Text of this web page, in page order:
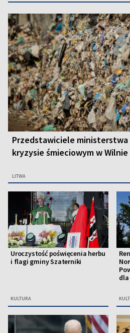
Przedstawiciele ministerstwa
kryzysie śmieciowym w Wilnie
LITWA
Uroczystość poświęcenia herbu
i flagi gminy Szaterniki
KULTURA